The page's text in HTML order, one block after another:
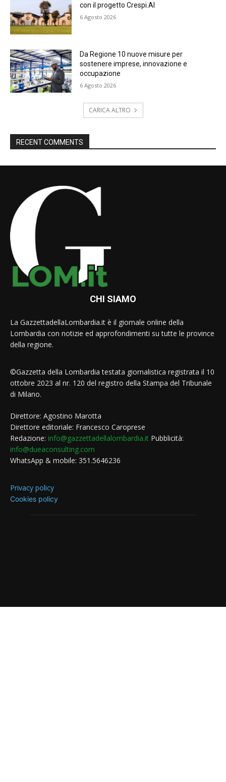
con il progetto Crespi.AI
6 Agosto 2026
Da Regione 10 nuove misure per
sostenere imprese, innovazione e
occupazione
6 Agosto 2026
CARICA ALTRO
RECENT COMMENTS
CHI SIAMO
La GazzettadellaLombardia.it è il giornale online della
Lombardia con notizie ed approfondimenti su tutte le province
della regione.
©Gazzetta della Lombardia testata giornalistica registrata il 10
ottobre 2023 al nr. 120 del registro della Stampa del Tribunale
di Milano.
Direttore: Agostino Marotta
Direttore editoriale: Francesco Caroprese
Redazione: info@gazzettadellalombardia.it Pubblicità:
info@dueaconsulting.com
WhatsApp & mobile: 351.5646236
Privacy policy
Cookies policy